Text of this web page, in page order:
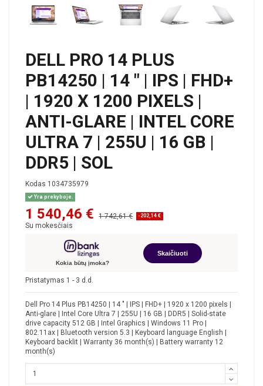
DELL PRO 14 PLUS
PB14250 | 14 " | IPS | FHD+
| 1920 X 1200 PIXELS |
ANTI-GLARE | INTEL CORE
ULTRA 7 | 255U | 16 GB |
DDR5 | SOL
Kodas 1034735979
Yra prekyboje.
1 540,46 € 1 742,61 € -202,14 €
Su mokesčiais
Kokia būtų įmoka?
Skaičiuoti
Pristatymas 1 - 3 d.d.
Dell Pro 14 Plus PB14250 | 14 " | IPS | FHD+ | 1920 x 1200 pixels |
Anti-glare | Intel Core Ultra 7 | 255U | 16 GB | DDR5 | Solid-state
drive capacity 512 GB | Intel Graphics | Windows 11 Pro |
802.11ax | Bluetooth version 5.3 | Keyboard language English |
Keyboard backlit | Warranty 36 month(s) | Battery warranty 12
month(s)